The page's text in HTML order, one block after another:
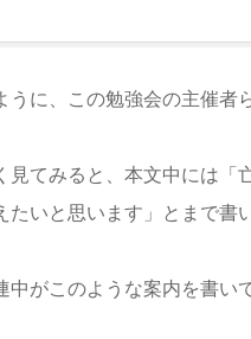
うに、この勉強会の主催
見てみると、本文中には
いと思います」とまで書
がこのような案内を書い